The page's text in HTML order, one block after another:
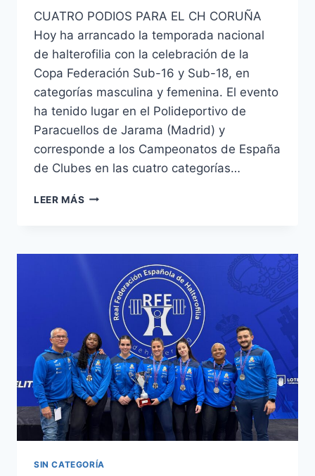
CUATRO PODIOS PARA EL CH CORUÑA
Hoy ha arrancado la temporada nacional
de halterofilia con la celebración de la
Copa Federación Sub-16 y Sub-18, en
categorías masculina y femenina. El evento
ha tenido lugar en el Polideportivo de
Paracuellos de Jarama (Madrid) y
corresponde a los Campeonatos de España
de Clubes en las cuatro categorías…
LEER MÁS COPA
Y
HALTEROFILIA
SIN CATEGORÍA